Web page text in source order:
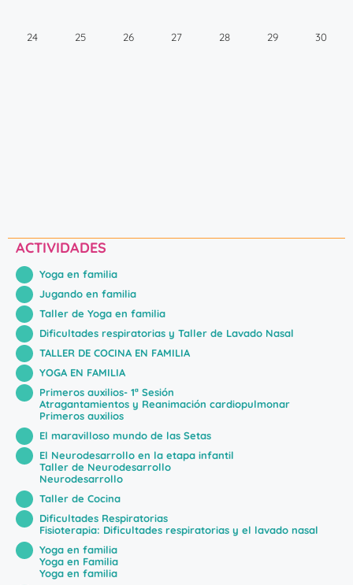
24 25 26 27 28 29 30
ACTIVIDADES
Yoga en familia
Jugando en familia
Taller de Yoga en familia
Dificultades respiratorias y Taller de Lavado Nasal
TALLER DE COCINA EN FAMILIA
YOGA EN FAMILIA
Primeros auxilios- 1ª Sesión
Atragantamientos y Reanimación cardiopulmonar
Primeros auxilios
El maravilloso mundo de las Setas
El Neurodesarrollo en la etapa infantil
Taller de Neurodesarrollo
Neurodesarrollo
Taller de Cocina
Dificultades Respiratorias
Fisioterapia: Dificultades respiratorias y el lavado nasal
Yoga en familia
Yoga en Familia
Yoga en familia